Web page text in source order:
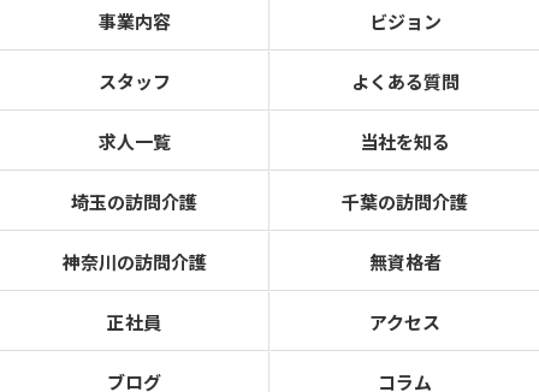
事業内容 ビジョン
スタッフ よくある質問
求人一覧 当社を知る
埼玉の訪問介護 千葉の訪問介護
神奈川の訪問介護 無資格者
正社員 アクセス
ブログ コラム